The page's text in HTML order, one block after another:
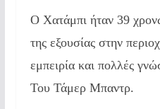
Ο Χατάμπι ήταν 39
της εξουσίας στην
εμπειρία και πολλές
Του Τάμερ Μπαντρ.